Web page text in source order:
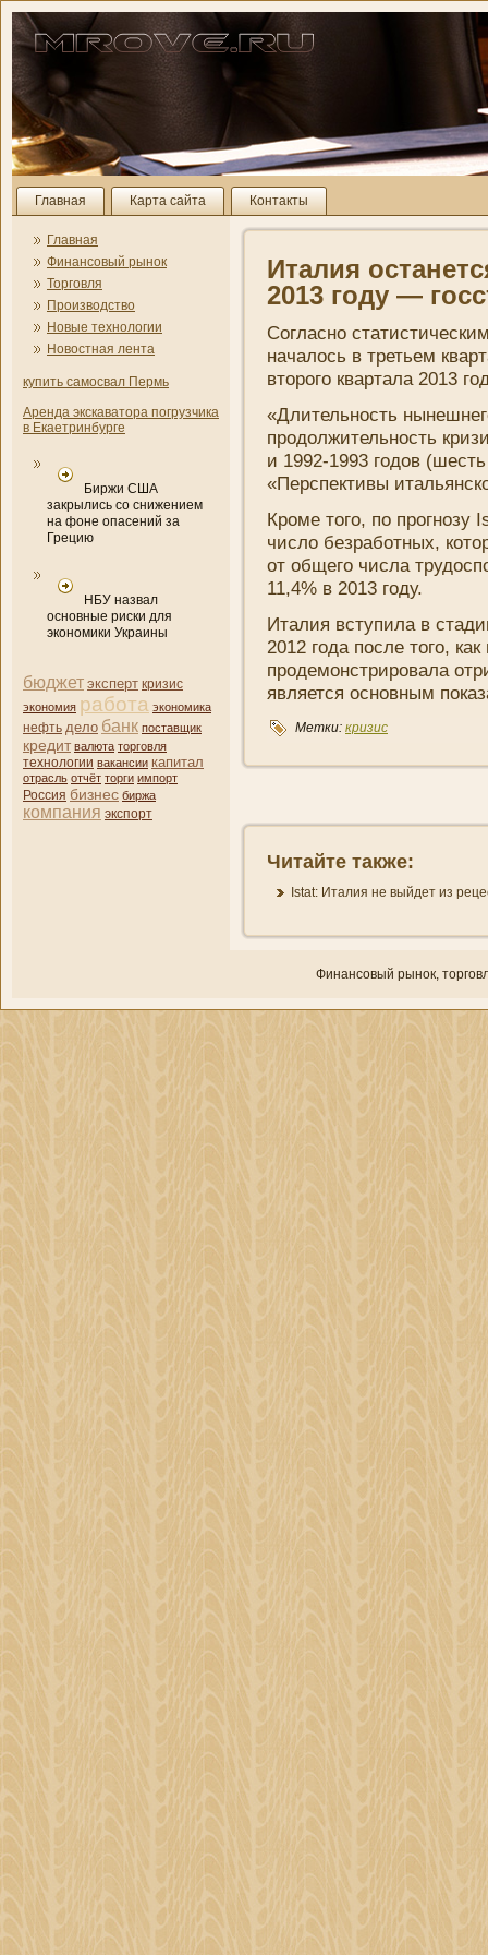
Главная Карта сайта Контакты
Главная
Финансовый рынок
Торговля
Производство
Новые технологии
Новостная лента
купить самосвал Пермь
Аренда экскаватора погрузчика
в Екаетринбурге
Биржи США
закрылись со снижением
на фоне опасений за
Грецию
НБУ назвал
основные риски для
экономики Украины
бюджет эксперт кризис
экономия работа экономика
нефть дело банк поставщик
кредит валюта торговля
технологии вакансии капитал
отрасль отчёт торги импорт
Россия бизнес биржа
компани­я экспорт
Италия
2013 году —
Согласно
началось в третьем
второго квартала 2013
«Длительность
продолжительность
и 1992-1993 годов
«Перспективы
Кроме того, по прогнозу
число безработных,
от общего числа
11,4% в 2013 году.
Италия вступила в
2012 года после того,
продемонстрировала
является основным
Метки: кризис
Читайте также:
Istat: Италия не выйдет из
Финансовый рынок,